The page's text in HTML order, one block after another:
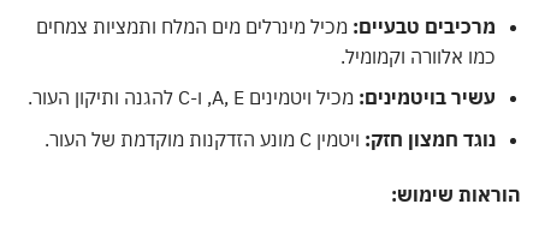
מרכיבים טבעיים: מכיל מינרלים מים המלח ותמציות צמחים
כמו אלוורה וקמומיל.
עשיר בויטמינים: מכיל ויטמינים A, E, ו-C להגנה ותיקון העור.
נוגד חמצון חזק: ויטמין C מונע הזדקנות מוקדמת של העור.
הוראות שימוש: